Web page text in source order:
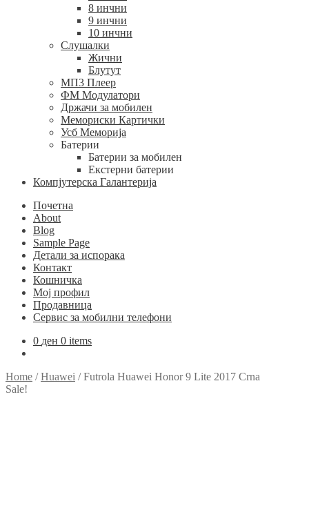
8 инчни
9 инчни
10 инчни
Слушалки
Жични
Блутут
МП3 Плеер
ФМ Модулатори
Држачи за мобилен
Мемориски Картички
Усб Меморија
Батерии
Батерии за мобилен
Екстерни батерии
Компјутерска Галантерија
Почетна
About
Blog
Sample Page
Детали за испорака
Контакт
Кошничка
Мој профил
Продавница
Сервис за мобилни телефони
0 ден 0 items
Home /Huawei /Futrola Huawei Honor 9 Lite 2017 Crna
Sale!